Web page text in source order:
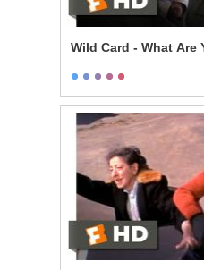
Wild Card - What